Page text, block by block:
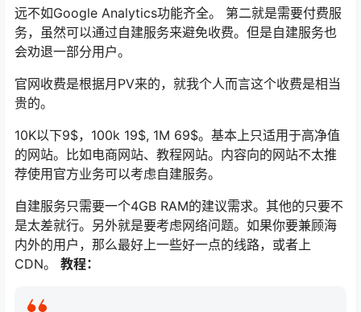
远不如Google Analytics功能齐全。
第二就是需要付费服
务，虽然可以通过自建服务来避免收费。但是自建服务也
会劝退一部分用户。
官网收费是根据月PV来的，就我个人而言这个收费是相当
贵的。
10K以下9$，100k 19$, 1M 69$。基本上只适用于高净值
的网站。比如电商网站、教程网站。内容向的网站不太推
荐使用官方业务可以考虑自建服务。
自建服务只需要一个4GB RAM的建议需求。其他的只要不
是太差就行。另外就是要考虑网络问题。如果你要兼顾海
内外的用户，那么最好上一些好一点的线路，或者上
CDN。
教程：